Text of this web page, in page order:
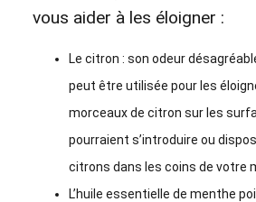
vous aider à les éloigner :
Le citron : son odeur
peut être utilisée pour les
morceaux de citron sur les
pourraient s’introduire ou
citrons dans les coins de votre
L’huile essentielle de menthe